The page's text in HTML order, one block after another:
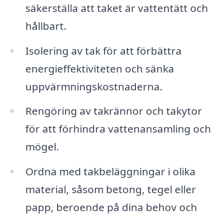
säkerställa att taket är vattentätt och
hållbart.
Isolering av tak för att förbättra
energieffektiviteten och sänka
uppvärmningskostnaderna.
Rengöring av takrännor och takytor
för att förhindra vattenansamling och
mögel.
Ordna med takbeläggningar i olika
material, såsom betong, tegel eller
papp, beroende på dina behov och